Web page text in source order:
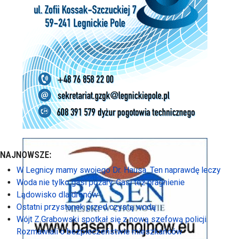
NAJNOWSZE:
W Legnicy mamy swojego Dr. Hausa. Ten naprawdę leczy
Woda nie tylko gasi pożary. Gasi też pragnienie
Lądowisko dla dronów
Ostatni przystanek przed czystą wodą
Wójt Z.Grabowski spotkał się z nową szefową policji.
Rozmawiali o bezpieczeństwie mieszkańców